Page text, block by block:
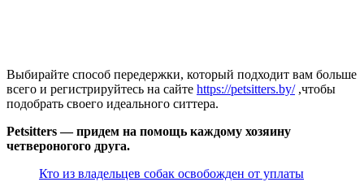
Выбирайте способ передержки, который подходит вам больше
всего и регистрируйтесь на сайте https://petsitters.by/,чтобы
подобрать своего идеального ситтера.
Petsitters — придем на помощь каждому хозяину
четвероногого друга.
Кто из владельцев собак освобожден от уплаты